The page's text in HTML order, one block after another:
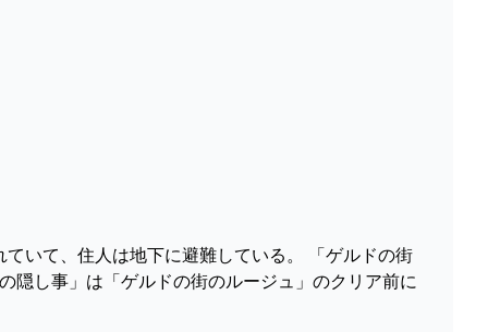
いて、住人は地下に避難している。 「ゲルドの街
隠し事」は「ゲルドの街のルージュ」のクリア前に